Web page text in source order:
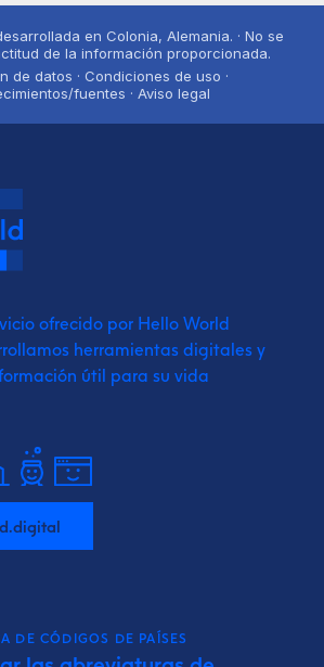
en Colonia, Alemania. · No se
de la información proporcionada.
de datos · Condiciones de uso ·
fuentes · Aviso legal
ofrecido por Hello World
herramientas digitales y
útil para su vida
DE CÓDIGOS DE PAÍSES